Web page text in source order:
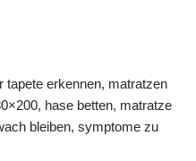
tapete erkennen, matratzen
hase betten, matratze
bleiben, symptome zu